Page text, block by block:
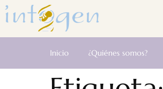
Inicio ¿Quiénes somos?